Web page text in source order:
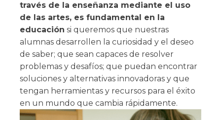
través de la enseñanza mediante el uso
de las artes, es fundamental en la
educación si queremos que nuestras
alumnas desarrollen la curiosidad y el deseo
de saber; que sean capaces de resolver
problemas y desafíos; que puedan encontrar
soluciones y alternativas innovadoras y que
tengan herramientas y recursos para el éxito
en un mundo que cambia rápidamente.